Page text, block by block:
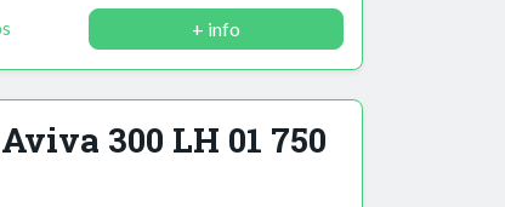
+ info
300 LH 01 750